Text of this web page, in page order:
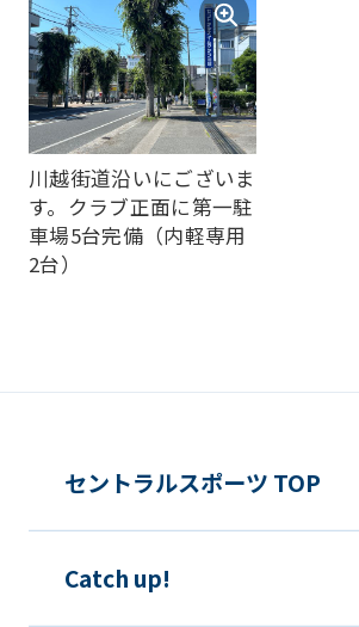
川越街道沿いにございま
す。クラブ正面に第一駐
車場5台完備（内軽専用
2台）
website
セントラルスポーツ TOP
Catch up!